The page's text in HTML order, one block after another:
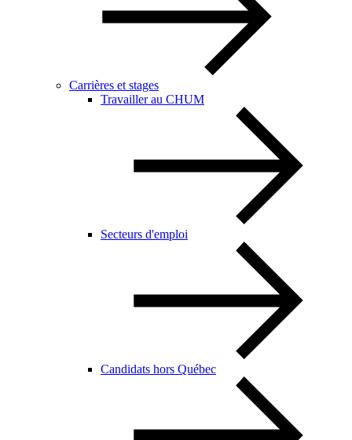
Carrières et stages
Travailler au CHUM
Secteurs d'emploi
Candidats hors Québec